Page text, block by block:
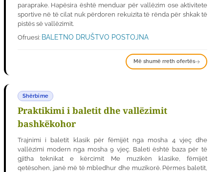
paraprake. Hapësira është menduar për vallëzim ose aktivitete
sportive në të cilat nuk përdoren rekuizita të rënda për shkak të
pistës së vallëzimit.
Ofruesi: BALETNO DRUŠTVO POSTOJNA
Më shumë rreth ofertës
Shërbime
Praktikimi i baletit dhe vallëzimit
bashkëkohor
Trajnimi i baletit klasik për fëmijët nga mosha 4 vjeç dhe
vallëzimi modern nga mosha 9 vjeç. Baleti është baza për të
gjitha teknikat e kërcimit Me muzikën klasike, fëmijët
qetësohen, janë më të mbledhur dhe muzikorë. Përmes baletit,